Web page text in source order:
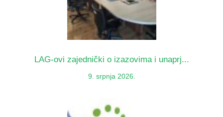
LAG-ovi zajednički o izazovima i unaprj...
9. srpnja 2026.